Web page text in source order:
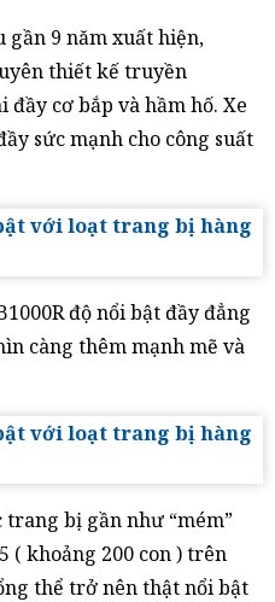
gần 9 năm xuất hiện,
thiết kế truyền
cơ bắp và hầm hố. Xe
sức mạnh cho công suất
độ nổi bật đầy đẳng
càng thêm mạnh mẽ và
trang bị gần như “mém”
( khoảng 200 con ) trên
thể trở nên thật nổi bật